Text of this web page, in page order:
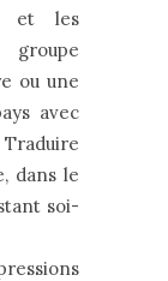
et les
groupe
ou une
avec
dans le
soi-